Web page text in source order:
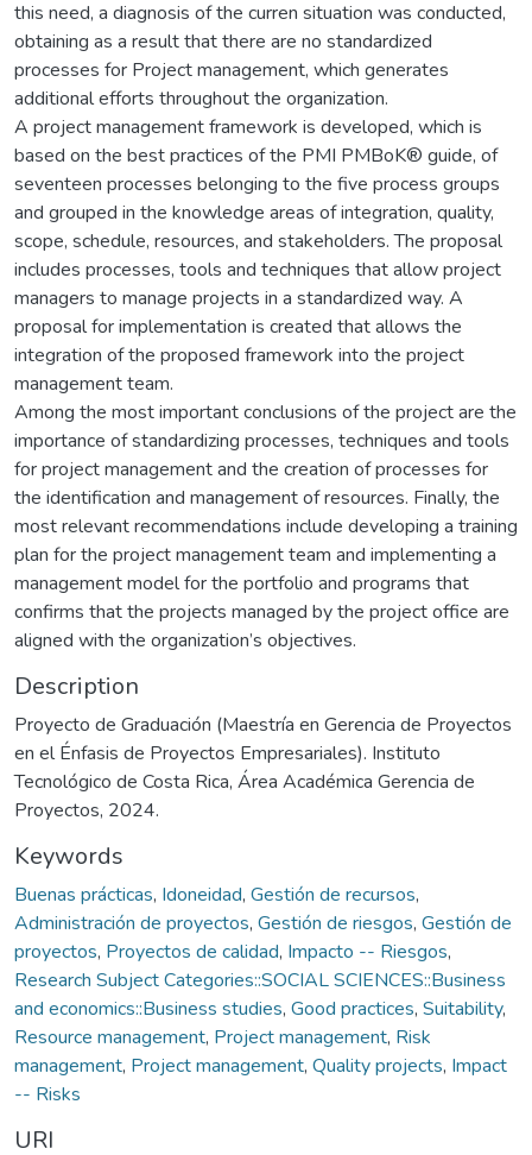
this need, a diagnosis of the curren situation was conducted,
obtaining as a result that there are no standardized
processes for Project management, which generates
additional efforts throughout the organization.
A project management framework is developed, which is
based on the best practices of the PMI PMBoK® guide, of
seventeen processes belonging to the five process groups
and grouped in the knowledge areas of integration, quality,
scope, schedule, resources, and stakeholders. The proposal
includes processes, tools and techniques that allow project
managers to manage projects in a standardized way. A
proposal for implementation is created that allows the
integration of the proposed framework into the project
management team.
Among the most important conclusions of the project are the
importance of standardizing processes, techniques and tools
for project management and the creation of processes for
the identification and management of resources. Finally, the
most relevant recommendations include developing a training
plan for the project management team and implementing a
management model for the portfolio and programs that
confirms that the projects managed by the project office are
aligned with the organization’s objectives.
Description
Proyecto de Graduación (Maestría en Gerencia de Proyectos
en el Énfasis de Proyectos Empresariales). Instituto
Tecnológico de Costa Rica, Área Académica Gerencia de
Proyectos, 2024.
Keywords
Buenas prácticas, Idoneidad, Gestión de recursos,
Administración de proyectos, Gestión de riesgos, Gestión de
proyectos, Proyectos de calidad, Impacto -- Riesgos,
Research Subject Categories::SOCIAL SCIENCES::Business
and economics::Business studies, Good practices, Suitability,
Resource management, Project management, Risk
management, Project management, Quality projects, Impact
-- Risks
URI